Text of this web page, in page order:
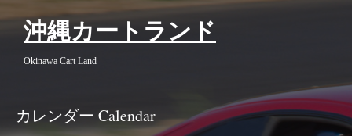
沖縄カートランド
Okinawa Cart Land
カレンダー Calendar